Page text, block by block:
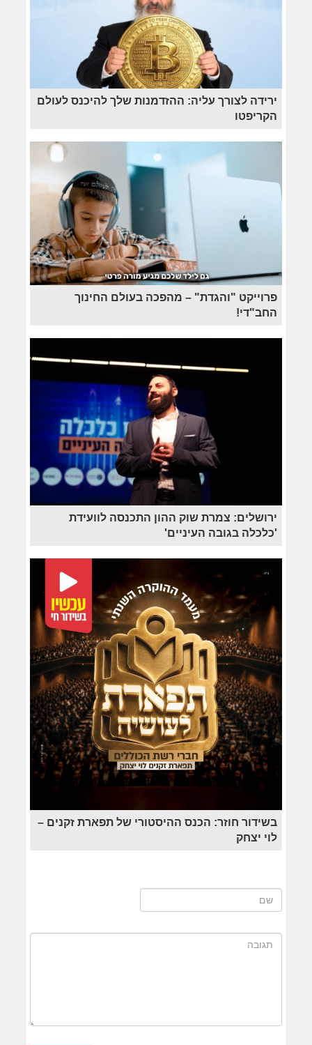
ירידה לצורך עליה: ההזדמנות שלך להיכנס לעולם
הקריפטו
פרוייקט "והגדת" – מהפכה בעולם החינוך
החב"די!
ירושלים: צמרת שוק ההון התכנסה לוועידת
'כלכלה בגובה העיניים'
בשידור חוזר: הכנס ההיסטורי של תפארת זקנים –
לוי יצחק